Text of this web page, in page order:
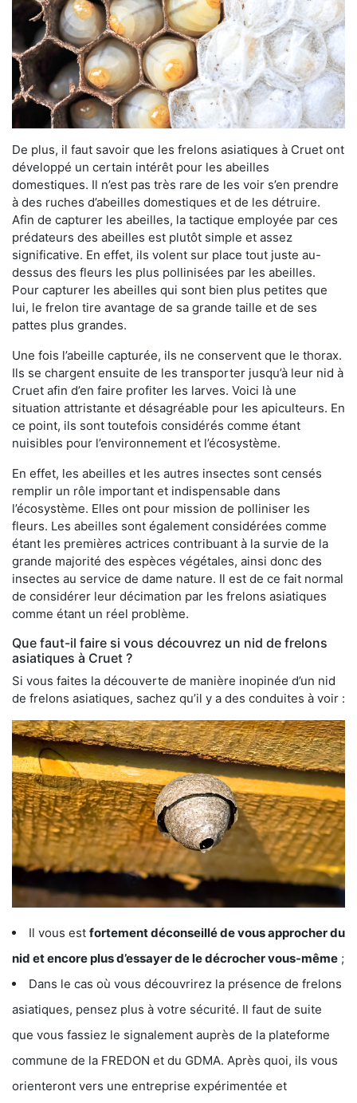
De plus, il faut savoir que les frelons asiatiques à Cruet ont
développé un certain intérêt pour les abeilles
domestiques. Il n’est pas très rare de les voir s’en prendre
à des ruches d’abeilles domestiques et de les détruire.
Afin de capturer les abeilles, la tactique employée par ces
prédateurs des abeilles est plutôt simple et assez
significative. En effet, ils volent sur place tout juste au-
dessus des fleurs les plus pollinisées par les abeilles.
Pour capturer les abeilles qui sont bien plus petites que
lui, le frelon tire avantage de sa grande taille et de ses
pattes plus grandes.
Une fois l’abeille capturée, ils ne conservent que le thorax.
Ils se chargent ensuite de les transporter jusqu’à leur nid à
Cruet afin d’en faire profiter les larves. Voici là une
situation attristante et désagréable pour les apiculteurs. En
ce point, ils sont toutefois considérés comme étant
nuisibles pour l’environnement et l’écosystème.
En effet, les abeilles et les autres insectes sont censés
remplir un rôle important et indispensable dans
l’écosystème. Elles ont pour mission de polliniser les
fleurs. Les abeilles sont également considérées comme
étant les premières actrices contribuant à la survie de la
grande majorité des espèces végétales, ainsi donc des
insectes au service de dame nature. Il est de ce fait normal
de considérer leur décimation par les frelons asiatiques
comme étant un réel problème.
Que faut-il faire si vous découvrez un nid de frelons
asiatiques à Cruet ?
Si vous faites la découverte de manière inopinée d’un nid
de frelons asiatiques, sachez qu’il y a des conduites à voir :
Il vous est fortement déconseillé de vous approcher du
nid et encore plus d’essayer de le décrocher vous-même ;
Dans le cas où vous découvrirez la présence de frelons
asiatiques, pensez plus à votre sécurité. Il faut de suite
que vous fassiez le signalement auprès de la plateforme
commune de la FREDON et du GDMA. Après quoi, ils vous
orienteront vers une entreprise expérimentée et